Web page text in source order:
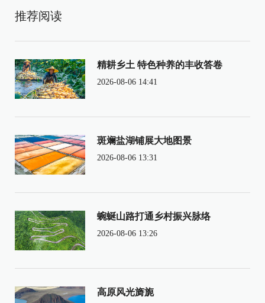
推荐阅读
精耕乡土 特色种养的丰收答卷
2026-08-06 14:41
斑斓盐湖铺展大地图景
2026-08-06 13:31
蜿蜒山路打通乡村振兴脉络
2026-08-06 13:26
高原风光旖旎